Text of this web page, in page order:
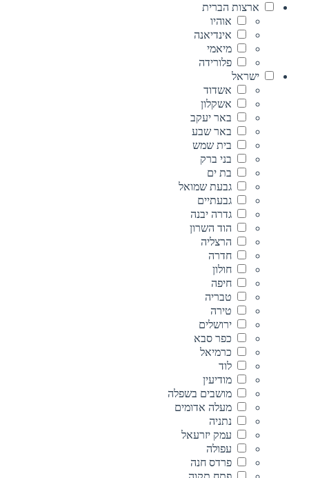
ארצות הברית
אוהיו
אינדיאנה
מיאמי
פלורידה
ישראל
אשדוד
אשקלון
באר יעקב
באר שבע
בית שמש
בני ברק
בת ים
גבעת שמואל
גבעתיים
גדרה יבנה
הוד השרון
הרצליה
חדרה
חולון
חיפה
טבריה
טירה
ירושלים
כפר סבא
כרמיאל
לוד
מודיעין
מושבים בשפלה
מעלה אדומים
נתניה
עמק יזרעאל
עפולה
פרדס חנה